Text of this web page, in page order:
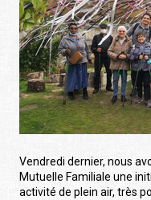
Vendredi dernier, nous
Mutuelle Familiale une
activité de plein air, très